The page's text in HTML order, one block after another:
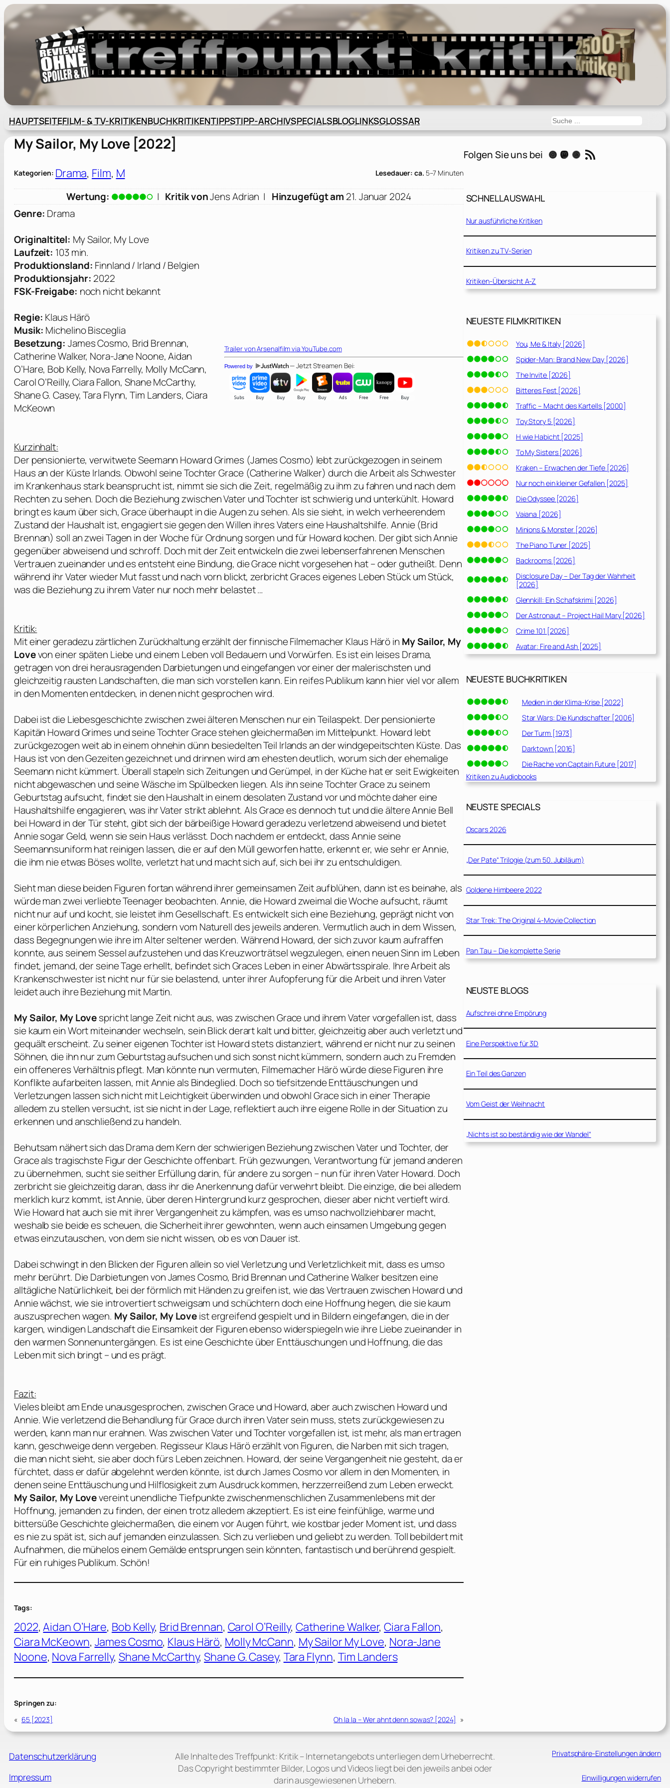
Zum
Inhalt
springen
HAUPTSEITEFILM- & TV-KRITIKENBUCHKRITIKENTIPPSTIPP-ARCHIVSPECIALSBLOGLINKSGLOSSAR Suchen
My Sailor, My Love [2022]
Kategorien: Drama, Film, M Lesedauer: ca. 5–7 Minuten
Wertung: | Kritik vonJens Adrian | Hinzugefügt am 21. Januar 2024
Trailer vonArsenalfilmvia YouTube.com
Powered by — Jetzt Streamen Bei:
Genre: Drama
Originaltitel: My Sailor, My Love
Laufzeit: 103 min.
Produktionsland: Finnland / Irland / Belgien
Produktionsjahr: 2022
FSK-Freigabe: noch nicht bekannt
Regie: Klaus Härö
Musik: Michelino Bisceglia
Besetzung: James Cosmo, Brid Brennan,
Catherine Walker, Nora-Jane Noone, Aidan
O’Hare, Bob Kelly, Nova Farrelly, Molly McCann,
Carol O’Reilly, Ciara Fallon, Shane McCarthy,
Shane G. Casey, Tara Flynn, Tim Landers, Ciara
McKeown
Kurzinhalt:
Der pensionierte, verwitwete Seemann Howard Grimes (James Cosmo) lebt zurückgezogen in seinem
Haus an der Küste Irlands. Obwohl seine Tochter Grace (Catherine Walker) durch die Arbeit als Schwester
im Krankenhaus stark beansprucht ist, nimmt sie sich die Zeit, regelmäßig zu ihm zu fahren und nach dem
Rechten zu sehen. Doch die Beziehung zwischen Vater und Tochter ist schwierig und unterkühlt. Howard
bringt es kaum über sich, Grace überhaupt in die Augen zu sehen. Als sie sieht, in welch verheerendem
Zustand der Haushalt ist, engagiert sie gegen den Willen ihres Vaters eine Haushaltshilfe. Annie (Brid
Brennan) soll an zwei Tagen in der Woche für Ordnung sorgen und für Howard kochen. Der gibt sich Annie
gegenüber abweisend und schroff. Doch mit der Zeit entwickeln die zwei lebenserfahrenen Menschen
Vertrauen zueinander und es entsteht eine Bindung, die Grace nicht vorgesehen hat – oder gutheißt. Denn
während ihr Vater wieder Mut fasst und nach vorn blickt, zerbricht Graces eigenes Leben Stück um Stück,
was die Beziehung zu ihrem Vater nur noch mehr belastet …
Kritik:
Mit einer geradezu zärtlichen Zurückhaltung erzählt der finnische FilmemacherKlaus Häröin My Sailor, My
Lovevon einer späten Liebe und einem Leben voll Bedauern und Vorwürfen. Es ist ein leises Drama,
getragen von drei herausragenden Darbietungen und eingefangen vor einer der malerischsten und
gleichzeitig rausten Landschaften, die man sich vorstellen kann. Ein reifes Publikum kann hier viel vor allem
in den Momenten entdecken, in denen nicht gesprochen wird.
Dabei ist die Liebesgeschichte zwischen zwei älteren Menschen nur ein Teilaspekt. Der pensionierte
Kapitän Howard Grimes und seine Tochter Grace stehen gleichermaßen im Mittelpunkt. Howard lebt
zurückgezogen weit ab in einem ohnehin dünn besiedelten Teil Irlands an der windgepeitschten Küste. Das
Haus ist von den Gezeiten gezeichnet und drinnen wird am ehesten deutlich, worum sich der ehemalige
Seemann nicht kümmert. Überall stapeln sich Zeitungen und Gerümpel, in der Küche hat er seit Ewigkeiten
nicht abgewaschen und seine Wäsche im Spülbecken liegen. Als ihn seine Tochter Grace zu seinem
Geburtstag aufsucht, findet sie den Haushalt in einem desolaten Zustand vor und möchte daher eine
Haushaltshilfe engagieren, was ihr Vater strikt ablehnt. Als Grace es dennoch tut und die ältere Annie Bell
bei Howard in der Tür steht, gibt sich der bärbeißige Howard geradezu verletzend abweisend und bietet
Annie sogar Geld, wenn sie sein Haus verlässt. Doch nachdem er entdeckt, dass Annie seine
Seemannsuniform hat reinigen lassen, die er auf den Müll geworfen hatte, erkennt er, wie sehr er Annie,
die ihm nie etwas Böses wollte, verletzt hat und macht sich auf, sich bei ihr zu entschuldigen.
Sieht man diese beiden Figuren fortan während ihrer gemeinsamen Zeit aufblühen, dann ist es beinahe, als
würde man zwei verliebte Teenager beobachten. Annie, die Howard zweimal die Woche aufsucht, räumt
nicht nur auf und kocht, sie leistet ihm Gesellschaft. Es entwickelt sich eine Beziehung, geprägt nicht von
einer körperlichen Anziehung, sondern vom Naturell des jeweils anderen. Vermutlich auch in dem Wissen,
dass Begegnungen wie ihre im Alter seltener werden. Während Howard, der sich zuvor kaum aufraffen
konnte, aus seinem Sessel aufzustehen und das Kreuzworträtsel wegzulegen, einen neuen Sinn im Leben
findet, jemand, der seine Tage erhellt, befindet sich Graces Leben in einer Abwärtsspirale. Ihre Arbeit als
Krankenschwester ist nicht nur für sie belastend, unter ihrer Aufopferung für die Arbeit und ihren Vater
leidet auch ihre Beziehung mit Martin.
My Sailor, My Lovespricht lange Zeit nicht aus, was zwischen Grace und ihrem Vater vorgefallen ist, dass
sie kaum ein Wort miteinander wechseln, sein Blick derart kalt und bitter, gleichzeitig aber auch verletzt und
gequält erscheint. Zu seiner eigenen Tochter ist Howard stets distanziert, während er nicht nur zu seinen
Söhnen, die ihn nur zum Geburtstag aufsuchen und sich sonst nicht kümmern, sondern auch zu Fremden
ein offeneres Verhältnis pflegt. Man könnte nun vermuten, FilmemacherHäröwürde diese Figuren ihre
Konflikte aufarbeiten lassen, mit Annie als Bindeglied. Doch so tiefsitzende Enttäuschungen und
Verletzungen lassen sich nicht mit Leichtigkeit überwinden und obwohl Grace sich in einer Therapie
alledem zu stellen versucht, ist sie nicht in der Lage, reflektiert auch ihre eigene Rolle in der Situation zu
erkennen und anschließend zu handeln.
Behutsam nähert sich das Drama dem Kern der schwierigen Beziehung zwischen Vater und Tochter, der
Grace als tragischste Figur der Geschichte offenbart. Früh gezwungen, Verantwortung für jemand anderen
zu übernehmen, sucht sie seither Erfüllung darin, für andere zu sorgen – nun für ihren Vater Howard. Doch
zerbricht sie gleichzeitig daran, dass ihr die Anerkennung dafür verwehrt bleibt. Die einzige, die bei alledem
merklich kurz kommt, ist Annie, über deren Hintergrund kurz gesprochen, dieser aber nicht vertieft wird.
Wie Howard hat auch sie mit ihrer Vergangenheit zu kämpfen, was es umso nachvollziehbarer macht,
weshalb sie beide es scheuen, die Sicherheit ihrer gewohnten, wenn auch einsamen Umgebung gegen
etwas einzutauschen, von dem sie nicht wissen, ob es von Dauer ist.
Dabei schwingt in den Blicken der Figuren allein so viel Verletzung und Verletzlichkeit mit, dass es umso
mehr berührt. Die Darbietungen vonJames Cosmo, Brid Brennan undCatherine Walkerbesitzen eine
alltägliche Natürlichkeit, bei der förmlich mit Händen zu greifen ist, wie das Vertrauen zwischen Howard und
Annie wächst, wie sie introvertiert schweigsam und schüchtern doch eine Hoffnung hegen, die sie kaum
auszusprechen wagen. My Sailor, My Loveist ergreifend gespielt und in Bildern eingefangen, die in der
kargen, windigen Landschaft die Einsamkeit der Figuren ebenso widerspiegeln wie ihre Liebe zueinander in
den warmen Sonnenuntergängen. Es ist eine Geschichte über Enttäuschungen und Hoffnung, die das
Leben mit sich bringt – und es prägt.
Fazit:
Vieles bleibt am Ende unausgesprochen, zwischen Grace und Howard, aber auch zwischen Howard und
Annie. Wie verletzend die Behandlung für Grace durch ihren Vater sein muss, stets zurückgewiesen zu
werden, kann man nur erahnen. Was zwischen Vater und Tochter vorgefallen ist, ist mehr, als man ertragen
kann, geschweige denn vergeben. RegisseurKlaus Häröerzählt von Figuren, die Narben mit sich tragen,
die man nicht sieht, sie aber doch fürs Leben zeichnen. Howard, der seine Vergangenheit nie gesteht, da er
fürchtet, dass er dafür abgelehnt werden könnte, ist durchJames Cosmovor allem in den Momenten, in
denen seine Enttäuschung und Hilflosigkeit zum Ausdruck kommen, herzzerreißend zum Leben erweckt.
My Sailor, My Lovevereint unendliche Tiefpunkte zwischenmenschlichen Zusammenlebens mit der
Hoffnung, jemanden zu finden, der einen trotz alledem akzeptiert. Es ist eine feinfühlige, warme und
bittersüße Geschichte gleichermaßen, die einem vor Augen führt, wie kostbar jeder Moment ist, und dass
es nie zu spät ist, sich auf jemanden einzulassen. Sich zu verlieben und geliebt zu werden. Toll bebildert mit
Aufnahmen, die mühelos einem Gemälde entsprungen sein könnten, fantastisch und berührend gespielt.
Für ein ruhiges Publikum. Schön!
Tags:
2022, Aidan O’Hare, Bob Kelly, Brid Brennan, Carol O’Reilly, Catherine Walker, Ciara Fallon
Ciara McKeown, James Cosmo, Klaus Härö, Molly McCann, My Sailor My Love, Nora-Jane
Noone, Nova Farrelly, Shane McCarthy, Shane G. Casey, Tara Flynn, Tim Landers
Springen zu:
« 65 [2023] Oh la la – Wer ahnt denn sowas? [2024] »
Folgen Sie uns bei Instagram Mastodon Threads RSS-Feed
SCHNELLAUSWAHL
Nur ausführliche Kritiken
Kritiken zu TV-Serien
Kritiken-Übersicht A-Z
NEUESTE FILMKRITIKEN
You, Me & Italy [2026]
Spider-Man: Brand New Day [2026]
The Invite [2026]
Bitteres Fest [2026]
Traffic – Macht des Kartells [2000]
Toy Story 5 [2026]
H wie Habicht [2025]
To My Sisters [2026]
Kraken – Erwachen der Tiefe [2026]
Nur noch ein kleiner Gefallen [2025]
Die Odyssee [2026]
Vaiana [2026]
Minions & Monster [2026]
The Piano Tuner [2025]
Backrooms [2026]
Disclosure Day – Der Tag der Wahrheit
[2026]
Glennkill: Ein Schafskrimi [2026]
Der Astronaut – Project Hail Mary [2026]
Crime 101 [2026]
Avatar: Fire and Ash [2025]
NEUESTE BUCHKRITIKEN
Medien in der Klima-Krise [2022]
Star Wars: Die Kundschafter [2006]
Der Turm [1973]
Darktown [2016]
Die Rache von Captain Future [2017]
Kritiken zu Audiobooks
NEUSTE SPECIALS
Oscars 2026
„Der Pate“ Trilogie (zum 50. Jubiläum)
Goldene Himbeere 2022
Star Trek: The Original 4-Movie Collection
Pan Tau – Die komplette Serie
NEUSTE BLOGS
Aufschrei ohne Empörung
Eine Perspektive für 3D
Ein Teil des Ganzen
Vom Geist der Weihnacht
„Nichts ist so beständig wie der Wandel“
Datenschutzerklärung
Impressum
Alle Inhalte des Treffpunkt: Kritik – Internetangebots unterliegen dem Urheberrecht.
Das Copyright bestimmter Bilder, Logos und Videos liegt bei den jeweils anbei oder
darin ausgewiesenen Urhebern.
Privatsphäre-Einstellungen ändern
Einwilligungen widerrufen